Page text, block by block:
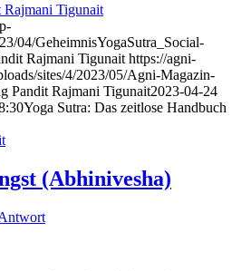
Rajmani Tigunait
04/GeheimnisYogaSutra_Social-
Rajmani Tigunait https://agni-
sites/4/2023/05/Agni-Magazin-
Pandit Rajmani Tigunait2023-04-24
Yoga Sutra: Das zeitlose Handbuch
(Abhinivesha)